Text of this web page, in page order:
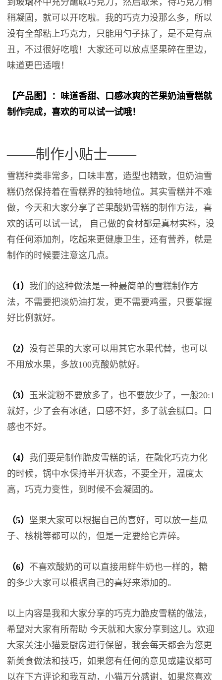
稍凝固，就可以开吃啦。我的巧克力没那么多，所以
没有全部粘上巧克力，只能用勺子抹了，是不是有点
丑，不过很好吃哦！大家还可以放点坚果碎在里边，
味道更巴适哦！
【产品图】：味道香甜、口感冰爽的芒果奶油雪糕就
制作完成，喜欢的可以试一试哦！
——制作小贴士——
雪糕种类非常多，口味丰富，造型也精致，但奶油雪
糕仍然保持着在雪糕界的独特地位。其实雪糕并不难
做，今天和大家分享了芒果酸奶雪糕的制作方法，喜
欢的话可以试一试， 自己做的食材都是真材实料，没
有任何添加剂，吃起来更健康卫生，还有营养，就是
制作的时候要注意这几点。
（1） 我们的这种做法是一种最简单的雪糕制作方
法，不需要把淡奶油打发，更不需要鸡蛋，只要掌握
好比例就好。
（2）没有芒果的大家可以用其它水果代替，也可以
不用放水果，多放100克酸奶就好。
（3） 玉米淀粉不要放多了，也不要放少了，一般20:1
就好，少了会有冰碴，口感不好，多了就会腻口。口
感也不好。
（4） 我们要是制作脆皮雪糕的话，在融化巧克力化
的时候，锅中水保持半开状态，不要全开，温度太
高，巧克力变性，到时候不会凝固的。
（5） 坚果大家可以根据自己的喜好，可以放一些瓜
子、核桃等都可以的，但是一定要给它弄碎。
（6） 不喜欢酸奶的可以直接用鲜牛奶也一样的，糖
的多少大家可以根据自己的喜好来添加的。
以上内容是我和大家分享的巧克力脆皮雪糕的做法，
希望对大家有所帮助 今天就和大家分享到这儿。欢迎
大家关注小猫爱厨房进行保留，我会每天都会为您更
新美食做法和技巧，如果您有任何的意见或建议都可
以在下方评论和我互动，小猫万分感谢，如果您喜欢